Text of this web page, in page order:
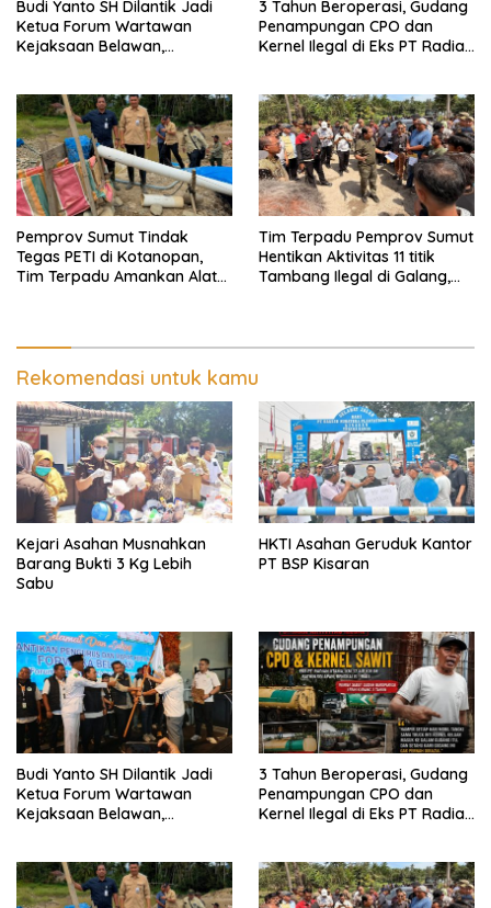
Budi Yanto SH Dilantik Jadi
Ketua Forum Wartawan
Kejaksaan Belawan,
Pendampingan Hukum dan
Ekomoni Semua Anggota
3 Tahun Beroperasi, Gudang
Penampungan CPO dan
Kernel Ilegal di Eks PT Radian
Pemprov Sumut Tindak
Tegas PETI di Kotanopan,
Tim Terpadu Amankan Alat
Tim Terpadu Pemprov Sumut
Hentikan Aktivitas 11 titik
Tambang Ilegal di Galang,
Rekomendasi untuk kamu
Kejari Asahan Musnahkan
Barang Bukti 3 Kg Lebih
Sabu
HKTI Asahan Geruduk Kantor
PT BSP Kisaran
Budi Yanto SH Dilantik Jadi
Ketua Forum Wartawan
Kejaksaan Belawan,
Pendampingan Hukum dan
Ekomoni Semua Anggota
3 Tahun Beroperasi, Gudang
Penampungan CPO dan
Kernel Ilegal di Eks PT Radian